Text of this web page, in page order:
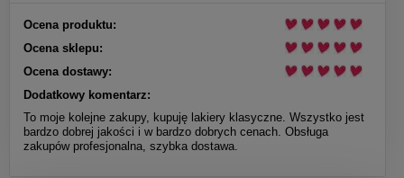
Ocena produktu:
Ocena sklepu:
Ocena dostawy:
Dodatkowy komentarz:
To moje kolejne zakupy, kupuję lakiery klasyczne. Wszystko jest
bardzo dobrej jakości i w bardzo dobrych cenach. Obsługa
zakupów profesjonalna, szybka dostawa.